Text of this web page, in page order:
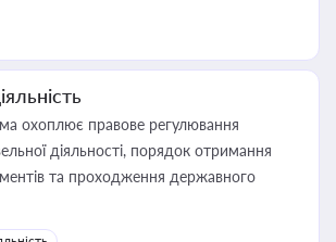
діяльності
охоплює правове регулювання
діяльності, порядок отримання
та проходження державного